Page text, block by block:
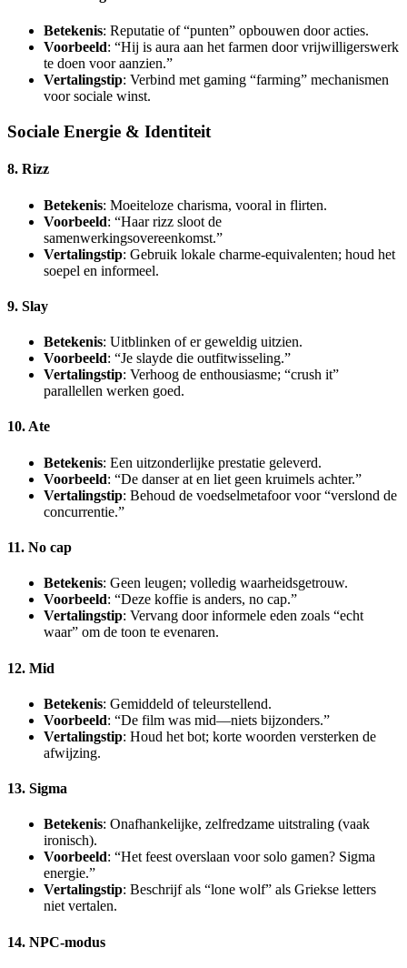
Betekenis: Reputatie of “punten” opbouwen door acties.
Voorbeeld: “Hij is aura aan het farmen door vrijwilligerswerk
te doen voor aanzien.”
Vertalingstip: Verbind met gaming “farming” mechanismen
voor sociale winst.
Sociale Energie & Identiteit
8. Rizz
Betekenis: Moeiteloze charisma, vooral in flirten.
Voorbeeld: “Haar rizz sloot de
samenwerkingsovereenkomst.”
Vertalingstip: Gebruik lokale charme-equivalenten; houd het
soepel en informeel.
9. Slay
Betekenis: Uitblinken of er geweldig uitzien.
Voorbeeld: “Je slayde die outfitwisseling.”
Vertalingstip: Verhoog de enthousiasme; “crush it”
parallellen werken goed.
10. Ate
Betekenis: Een uitzonderlijke prestatie geleverd.
Voorbeeld: “De danser at en liet geen kruimels achter.”
Vertalingstip: Behoud de voedselmetafoor voor “verslond de
concurrentie.”
11. No cap
Betekenis: Geen leugen; volledig waarheidsgetrouw.
Voorbeeld: “Deze koffie is anders, no cap.”
Vertalingstip: Vervang door informele eden zoals “echt
waar” om de toon te evenaren.
12. Mid
Betekenis: Gemiddeld of teleurstellend.
Voorbeeld: “De film was mid—niets bijzonders.”
Vertalingstip: Houd het bot; korte woorden versterken de
afwijzing.
13. Sigma
Betekenis: Onafhankelijke, zelfredzame uitstraling (vaak
ironisch).
Voorbeeld: “Het feest overslaan voor solo gamen? Sigma
energie.”
Vertalingstip: Beschrijf als “lone wolf” als Griekse letters
niet vertalen.
14. NPC-modus